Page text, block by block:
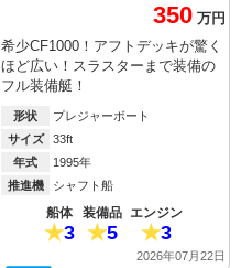
350 万円
希少CF1000！アフトデッキが驚く
ほど広い！スラスターまで装備の
フル装備艇！
形状
プレジャーボート
サイズ
33ft
年式
1995年
推進機
シャフト船
船体
3
装備品
5
エンジン
3
2026年07月22日